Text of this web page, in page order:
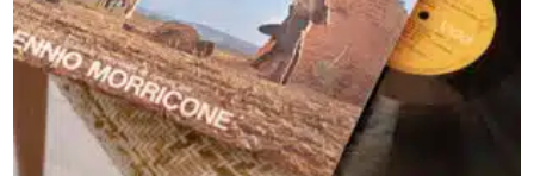
AJOUTER AU PANIER